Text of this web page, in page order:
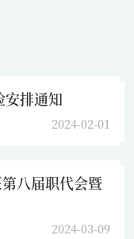
安排通知
2024-02-01
八届职代会暨
2024-03-09